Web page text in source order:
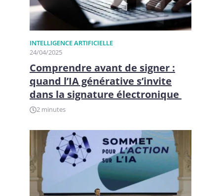
INTELLIGENCE ARTIFICIELLE
24/04/2025
Comprendre avant de signer :
quand l’IA générative s’invite
dans la signature électronique
2 minutes